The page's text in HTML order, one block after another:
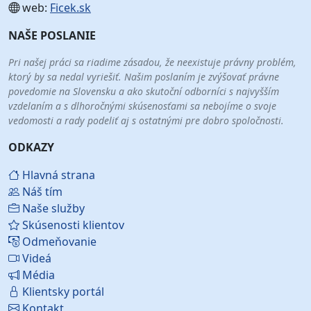
web: Ficek.sk
NAŠE POSLANIE
Pri našej práci sa riadime zásadou, že neexistuje právny problém,
ktorý by sa nedal vyriešiť. Našim poslaním je zvýšovať právne
povedomie na Slovensku a ako skutoční odborníci s najvyšším
vzdelaním a s dlhoročnými skúsenosťami sa nebojíme o svoje
vedomosti a rady podeliť aj s ostatnými pre dobro spoločnosti.
ODKAZY
Hlavná strana
Náš tím
Naše služby
Skúsenosti klientov
Odmeňovanie
Videá
Média
Klientsky portál